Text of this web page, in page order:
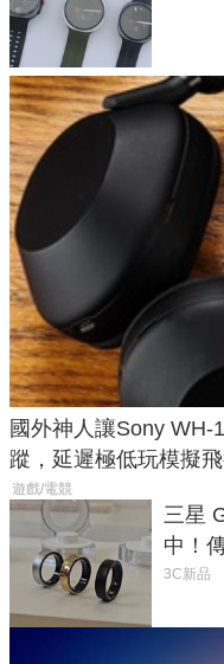
國外神人讓Sony WH-
蹤，延遲極低玩模擬
遊戲/電競
三星
中！
與智
3C新品